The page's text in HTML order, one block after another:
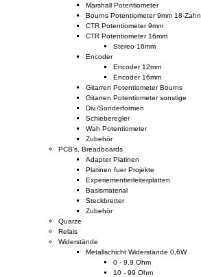
Marshall Potentiometer
Bourns Potentiometer 9mm 18-Zahn
CTR Potentiometer 9mm
CTR Potentiometer 16mm
Stereo 16mm
Encoder
Encoder 12mm
Encoder 16mm
Gitarren Potentiometer Bourns
Gitarren Potentiometer sonstige
Div./Sonderformen
Schieberegler
Wah Potentiometer
Zubehör
PCB's, Breadboards
Adapter Platinen
Platinen fuer Projekte
Experiementierleiterplatten
Basismaterial
Steckbretter
Zubehör
Quarze
Relais
Widerstände
Metallschicht Widerstände 0,6W
0 - 9,9 Ohm
10 - 99 Ohm